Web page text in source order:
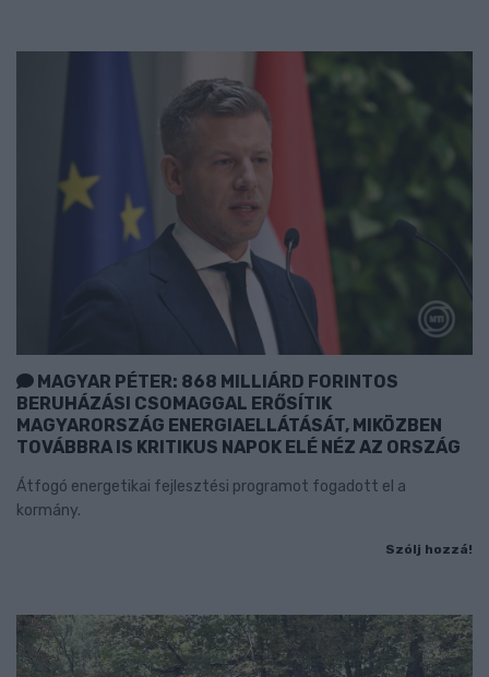
MAGYAR PÉTER: 868 MILLIÁRD FORINTOS
BERUHÁZÁSI CSOMAGGAL ERŐSÍTIK
MAGYARORSZÁG ENERGIAELLÁTÁSÁT, MIKÖZBEN
TOVÁBBRA IS KRITIKUS NAPOK ELÉ NÉZ AZ ORSZÁG
Átfogó energetikai fejlesztési programot fogadott el a
kormány.
Szólj hozzá!